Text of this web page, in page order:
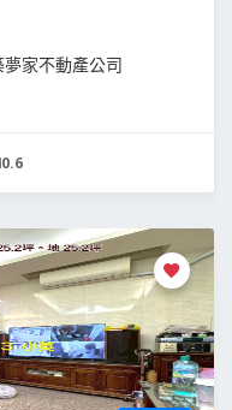
家不動產公司